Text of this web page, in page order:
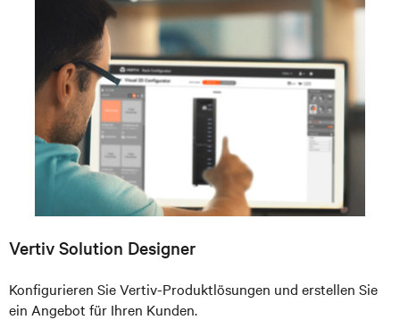
Vertiv Solution Designer
Konfigurieren Sie Vertiv-Produktlösungen und erstellen Sie
ein Angebot für Ihren Kunden.